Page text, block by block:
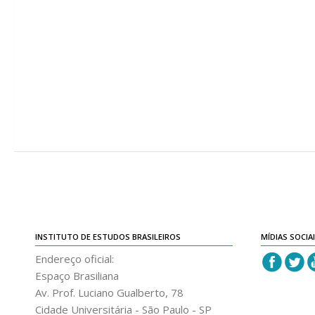
INSTITUTO DE ESTUDOS BRASILEIROS
Endereço oficial:
Espaço Brasiliana
Av. Prof. Luciano Gualberto, 78
Cidade Universitária - São Paulo - SP
MÍDIAS